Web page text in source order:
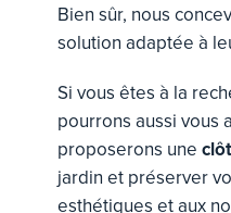
Bien sûr, nous
solution adaptée à
Si vous êtes à la
pourrons aussi vous
proposerons une
jardin et préserver
esthétiques et aux